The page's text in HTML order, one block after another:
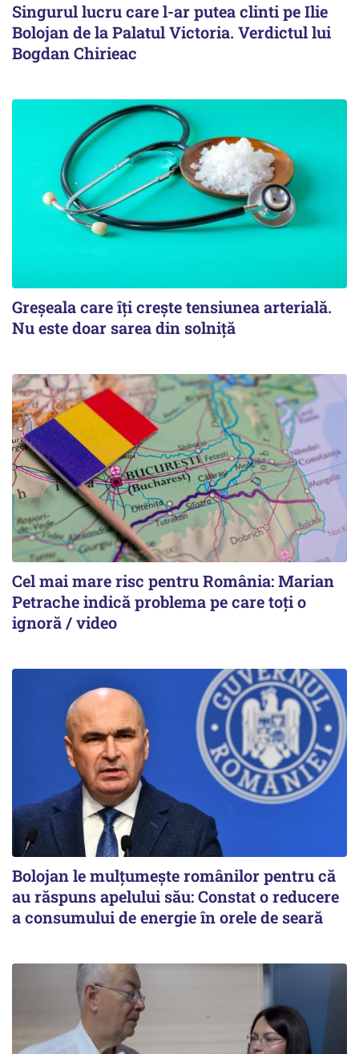
Singurul lucru care l-ar putea clinti pe Ilie
Bolojan de la Palatul Victoria. Verdictul lui
Bogdan Chirieac
Greșeala care îți crește tensiunea arterială.
Nu este doar sarea din solniță
Cel mai mare risc pentru România: Marian
Petrache indică problema pe care toți o
ignoră / video
Bolojan le mulțumește românilor pentru că
au răspuns apelului său: Constat o reducere
a consumului de energie în orele de seară